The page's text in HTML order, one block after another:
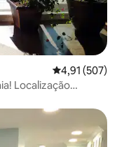
4,91 de uma
4,91 (507)
Localização